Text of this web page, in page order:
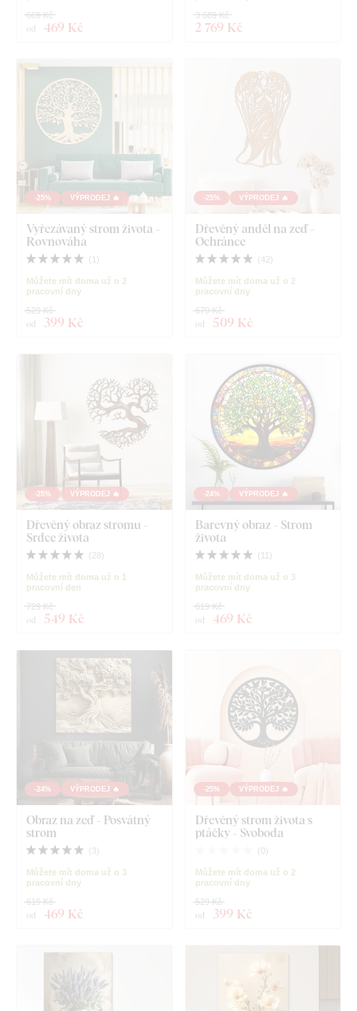
od 469 Kč
669 Kč
2 769 Kč
3 689 Kč
-25% VÝPRODEJ 🔥
Vyřezávaný strom života -
Rovnováha
( 1 )
Můžete mít doma už o 2
pracovní dny
od 399 Kč
529 Kč
-25% VÝPRODEJ 🔥
Dřevěný anděl na zeď -
Ochránce
( 42)
Můžete mít doma už o 2
pracovní dny
od 509 Kč
679 Kč
-25% VÝPRODEJ 🔥
Dřevěný obraz stromu -
Srdce života
( 28 )
Můžete mít doma už o 1
pracovní den
od 549 Kč
729 Kč
-24% VÝPRODEJ 🔥
Barevný obraz - Strom
života
( 11 )
Můžete mít doma už o 3
pracovní dny
od 469 Kč
619 Kč
-24% VÝPRODEJ 🔥
Obraz na zeď - Posvátný
strom
( 3)
Můžete mít doma už o 3
pracovní dny
od 469 Kč
619 Kč
-25% VÝPRODEJ 🔥
Dřevěný strom života s
ptáčky - Svoboda
( 0)
Můžete mít doma už o 2
pracovní dny
od 399 Kč
529 Kč